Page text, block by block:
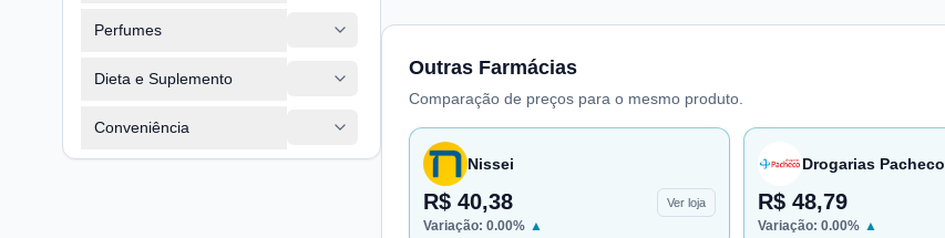
Perfumes
Dieta e Suplemento
Conveniência
Outras Farmácias
Comparação de preços para o mesmo produto.
Nissei
R$ 40,38 Ver loja
Variação: 0.00% ▲
Drogarias Pacheco
R$ 48,79
Variação: 0.00% ▲